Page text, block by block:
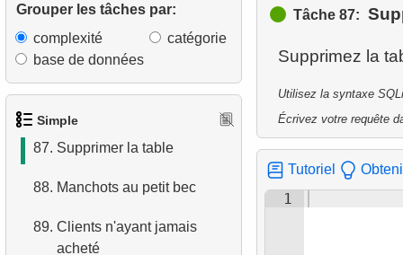
Grouper les tâches par:
complexité
catégorie
base de données
Simple
Renommer la table
85.Créer un index
87. Supprimer la table
88. Manchots au petit bec
89. Clients n'ayant jamais
acheté
Tâche 87:
Supprimez la
Utilisez la syntaxe
Écrivez votre requête
Tutoriel
1